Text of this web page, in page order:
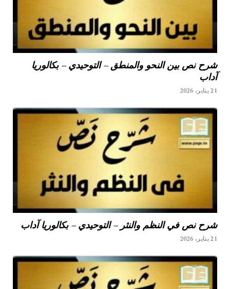
شرح نص بين النحو والمنطق – التوحيدي – بكالوريا
آداب
21 يناير، 2026
شرح نص في النظم والنثر – التوحيدي – بكالوريا آداب
21 يناير، 2026